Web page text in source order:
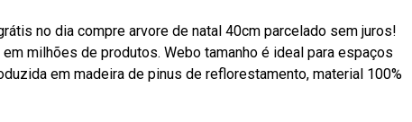
no dia compre arvore de natal 40cm parcelado sem juros!
milhões de produtos. Webo tamanho é ideal para espaços
em madeira de pinus de reflorestamento, material 100%